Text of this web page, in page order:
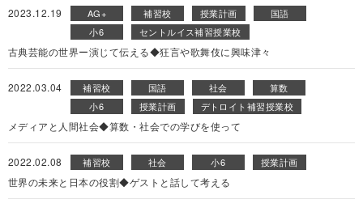
2023.12.19 AG+ 補習校 授業計画
国語
小6
セントルイス補習授業校
古典芸能の世界ー演じて伝える◆狂言や歌舞伎に興味津々
2022.03.04 補習校 国語 社会
算数
小6
授業計画 デトロイト補習授業校
メディアと人間社会◆算数・社会での学びを使って
2022.02.08 補習校 社会 小6 授業計画
世界の未来と日本の役割◆ゲストと話して考える